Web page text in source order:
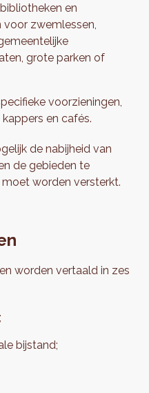
en
zwemlessen,
grote parken of
voorzieningen,
en cafés.
de nabijheid van
de gebieden te
worden versterkt.
worden vertaald in zes
bijstand;